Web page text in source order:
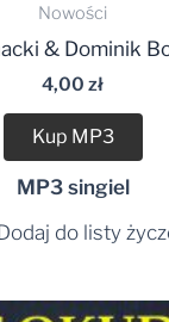
Nowości
plików
& Dominik
4,00 zł
Kup MP3
MP3 singiel
Dodaj do listy